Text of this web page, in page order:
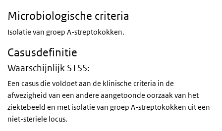
Microbiologische criteria
Isolatie van groep A-streptokokken.
Casusdefinitie
Waarschijnlijk STSS:
Een casus die voldoet aan de klinische criteria in de
afwezigheid van een andere aangetoonde oorzaak van het
ziektebeeld en met isolatie van groep A-streptokokken uit een
niet-steriele locus.